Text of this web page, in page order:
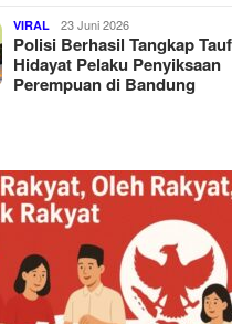
VIRAL 23 Juni 2026
Polisi Berhasil Tangkap
Hidayat Pelaku Penyiksaan
Perempuan di Bandung